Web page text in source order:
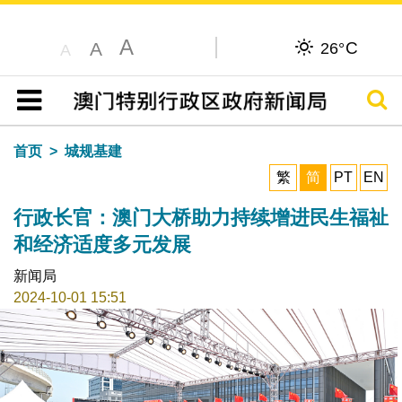
A A A 26°C
目录
搜寻
首页
城规基建
繁
简 PT EN
行政长官：澳门大桥助力持续增进民生福祉
和经济适度多元发展
新闻局
2024-10-01 15:51